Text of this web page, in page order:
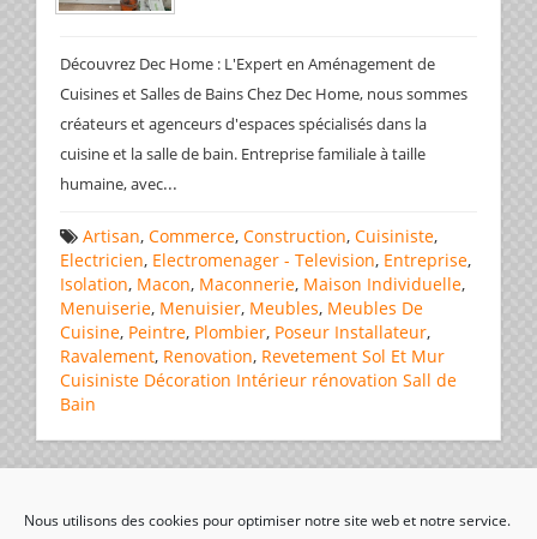
Nous utilisons des cookies pour optimiser notre site web et notre service.
Découvrez Dec Home : L'Expert en Aménagement de
Cuisines et Salles de Bains Chez Dec Home, nous sommes
créateurs et agenceurs d'espaces spécialisés dans la
cuisine et la salle de bain. Entreprise familiale à taille
humaine, avec...
Artisan, Commerce, Construction, Cuisiniste,
Electricien, Electromenager - Television, Entreprise,
Isolation, Macon, Maconnerie, Maison Individuelle,
Menuiserie, Menuisier, Meubles, Meubles De
Cuisine, Peintre, Plombier, Poseur Installateur,
Ravalement, Renovation, Revetement Sol Et Mur
Cuisiniste Décoration Intérieur rénovation Sall de
Bain